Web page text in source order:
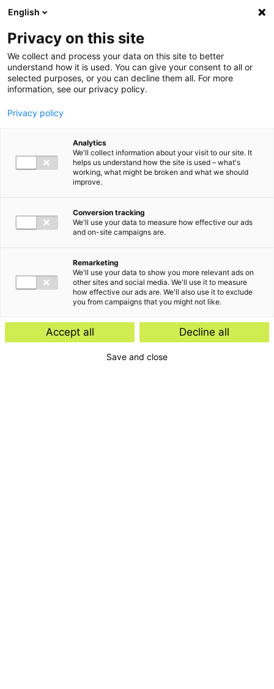
Ga direct naar de inhoud
English
Privacy on this site
We collect and process your data on this site to better
understand how it is used. You can give your consent to all or
selected purposes, or you can decline them all. For more
information, see our privacy policy.
Privacy policy
Analytics
We'll collect information about your visit to our site. It
helps us understand how the site is used – what's
working, what might be broken and what we should
improve.
Conversion tracking
We'll use your data to measure how effective our ads
and on-site campaigns are.
Remarketing
We'll use your data to show you more relevant ads on
other sites and social media. We'll use it to measure
how effective our ads are. We'll also use it to exclude
you from campaigns that you might not like.
Accept all Decline all
Save and close